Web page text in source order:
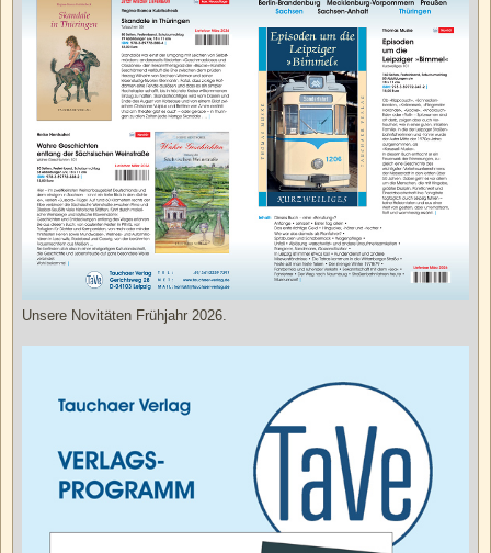
Unsere Novitäten Frühjahr 2026.